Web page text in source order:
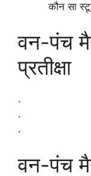
कौन सा
वन-पंच
प्रतीक्षा
.
.
.
वन-पंच